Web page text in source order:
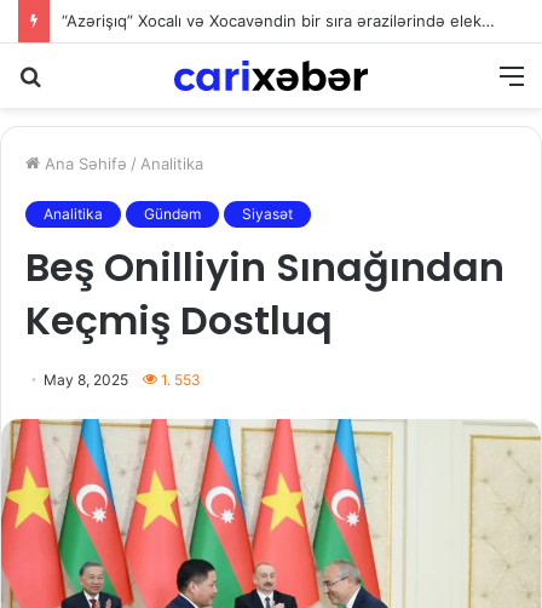
“Azərişıq” Xocalı və Xocavəndin bir sıra ərazilərində elektrik təsərrüfatını yeniləyir
Ana Səhifə / Analitika
Analitika Gündəm Siyasət
Beş Onilliyin Sınağından
Keçmiş Dostluq
May 8, 2025 1. 553